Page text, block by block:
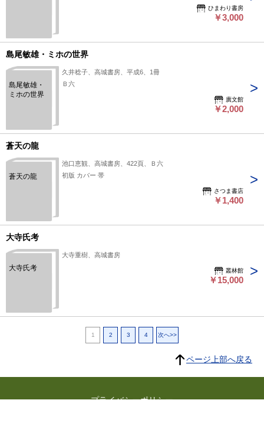
ひまわり書房
￥3,000
島尾敏雄・ミホの世界
島尾敏雄・
ミホの世界
久井稔子、高城書房、平成6、1冊
Ｂ六
廣文館
￥2,000
蒼天の龍
蒼天の龍
池口恵観、高城書房、422頁、Ｂ六
初版 カバー 帯
さつま書店
￥1,400
大寺氏考
大寺氏考
大寺重樹、高城書房
叢林館
￥15,000
1 2 3 4 次へ>>
ページ上部へ戻る
プライバシーポリシー